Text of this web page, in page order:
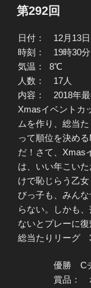
稿
日:
第292回
日付： 12月13日(
時刻： 19時30分
気温： 8℃
人数： 17人
内容： 2018年最
Xmasイベントカ
ムを作り、総当
って順位を決め
だ！さて、Xmas
は、いい年こい
けで恥じらう乙
びっ子も、みん
らない。しかも
ないとプレーに
総当たりリーグ
優勝 Cチ
賞品： ホー